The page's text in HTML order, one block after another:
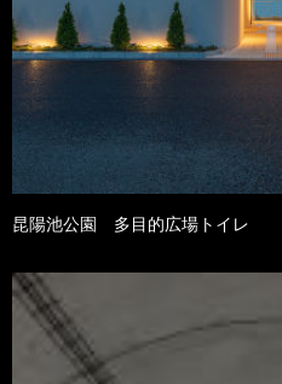
昆陽池公園 多目的広場トイレ